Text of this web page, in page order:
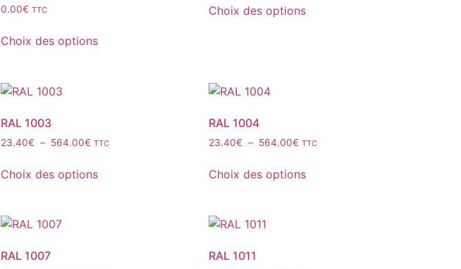
0.00€ TTC
Choix des options
Choix des options
RAL 1003
23.40€ – 564.00€ TTC
Choix des options
RAL 1004
23.40€ – 564.00€ TTC
Choix des options
RAL 1007 RAL 1011